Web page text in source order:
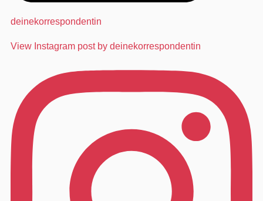
deinekorrespondentin
View Instagram post by deinekorrespondentin